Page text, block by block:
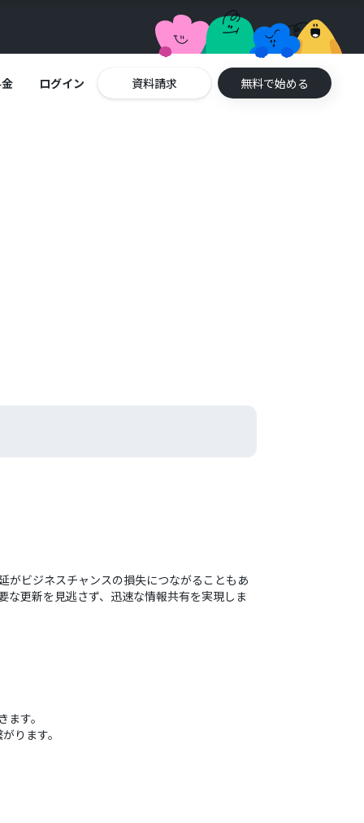
ログイン 資料請求 無料で始める
ビジネスチャンスの損失につながることもあ
更新を見逃さず、迅速な情報共有を実現しま
す。
ります。